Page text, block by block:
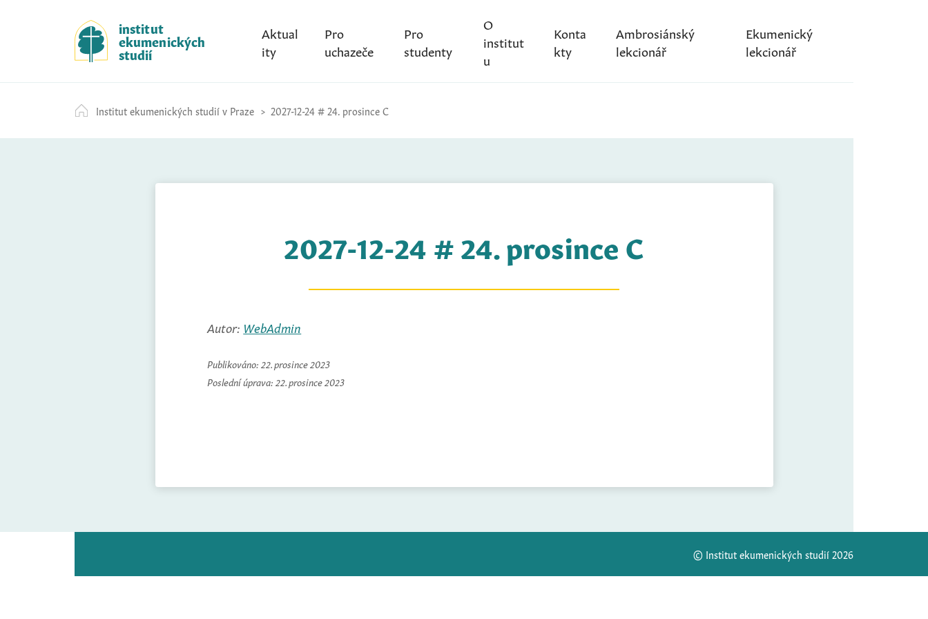
k
i
p
t
c
o
institut
ekumenických
studií
Aktual
ity
Pro
uchazeče
Pro
studenty
O
institut
u
Konta
kty
Ambrosiánský
lekcionář
Ekumenický
lekcionář
Institut ekumenických studií v Praze 2027-12-24 # 24. prosince C
2027-12-24 # 24. prosince C
Autor: WebAdmin
Publikováno: 22. prosince 2023
Poslední úprava: 22. prosince 2023
© Institut ekumenických studií 2026